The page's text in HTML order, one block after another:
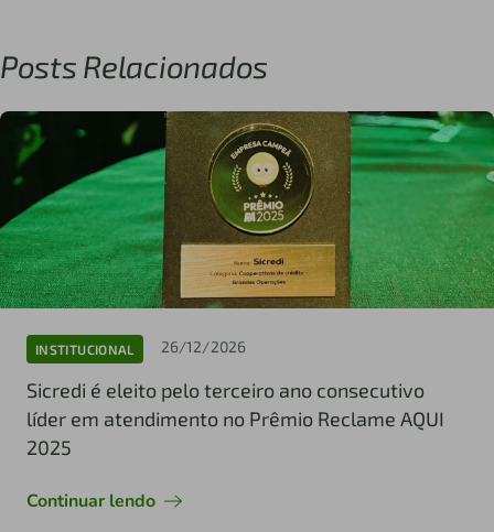
Posts Relacionados
INSTITUCIONAL 26/12/2026
Sicredi é eleito pelo terceiro ano consecutivo
líder em atendimento no Prêmio Reclame AQUI
2025
Continuar lendo